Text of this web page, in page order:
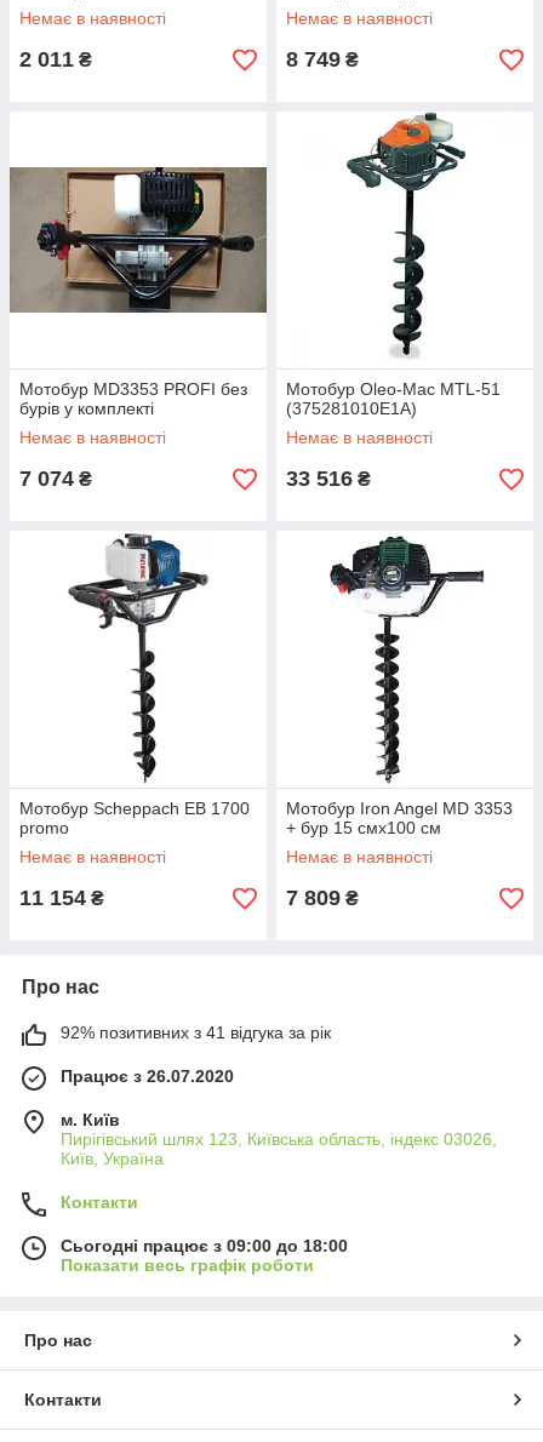
Немає в наявності
2 011 ₴
Немає в наявності
8 749 ₴
Мотобур MD3353 PROFI без
бурів у комплекті
Немає в наявності
7 074 ₴
Мотобур Oleo-Mac МТL-51
(375281010E1A)
Немає в наявності
33 516 ₴
Мотобур Scheppach EB 1700
promo
Немає в наявності
11 154 ₴
Мотобур Iron Angel MD 3353
+ бур 15 смх100 см
Немає в наявності
7 809 ₴
Про нас
92% позитивних з 41 відгука за рік
Працює з 26.07.2020
м. Київ
Пирігівський шлях 123, Київська область, індекс 03026,
Київ, Україна
Контакти
Сьогодні працює з 09:00 до 18:00
Показати весь графік роботи
Про нас
Контакти